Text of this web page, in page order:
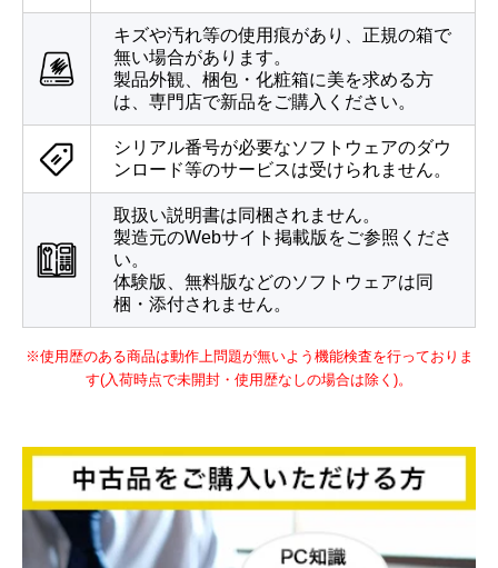
キズや汚れ等の使用痕があり、正規の箱で
無い場合があります。
製品外観、梱包・化粧箱に美を求める方
は、専門店で新品をご購入ください。
シリアル番号が必要なソフトウェアのダウ
ンロード等のサービスは受けられません。
取扱い説明書は同梱されません。
製造元のWebサイト掲載版をご参照くださ
い。
体験版、無料版などのソフトウェアは同
梱・添付されません。
※使用歴のある商品は動作上問題が無いよう機能検査を行っておりま
す(入荷時点で未開封・使用歴なしの場合は除く)。